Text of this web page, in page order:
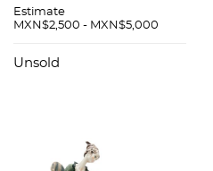
dorado y plateado
Detalles de
Estimate
MXN$2,500 - MXN$5,000
Unsold